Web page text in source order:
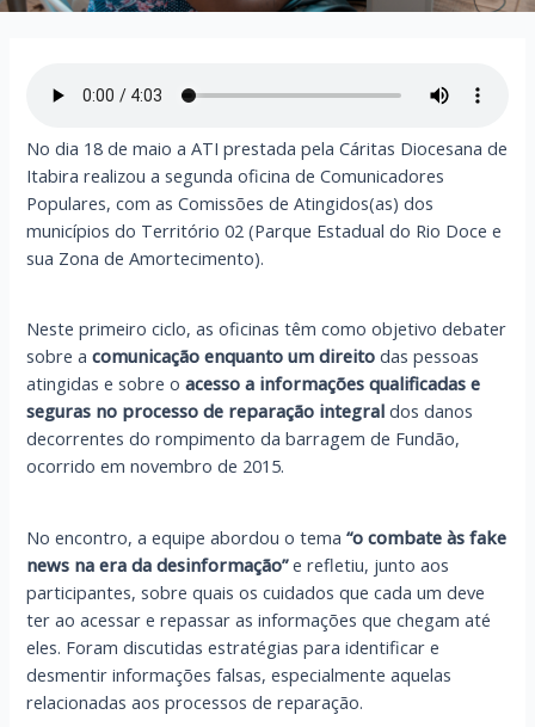
No dia 18 de maio a ATI prestada pela Cáritas Diocesana de
Itabira realizou a segunda oficina de Comunicadores
Populares, com as Comissões de Atingidos(as) dos
municípios do Território 02 (Parque Estadual do Rio Doce e
sua Zona de Amortecimento).
Neste primeiro ciclo, as oficinas têm como objetivo debater
sobre acomunicação enquanto um direito das pessoas
atingidas e sobre oacesso a informações qualificadas e
seguras no processo de reparação integral dos danos
decorrentes do rompimento da barragem de Fundão,
ocorrido em novembro de 2015.
No encontro, a equipe abordou o tema“o combate às fake
news na era da desinformação”e refletiu, junto aos
participantes, sobre quais os cuidados que cada um deve
ter ao acessar e repassar as informações que chegam até
eles. Foram discutidas estratégias para identificar e
desmentir informações falsas, especialmente aquelas
relacionadas aos processos de reparação.